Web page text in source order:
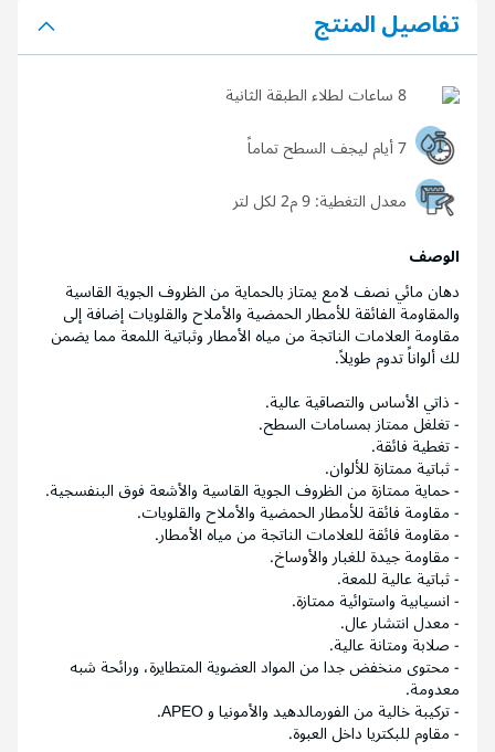
تفاصيل المنتج
8 ساعات لطلاء الطبقة الثانية
7 أيام ليجف السطح تماماً
معدل التغطية:
الوصف
دهان مائي نصف لامع يمتاز بالحماية من الظروف الجوية القاسية
والمقاومة الفائقة للأمطار الحمضية والأملاح والقلويات إضافة إلى
مقاومة العلامات الناتجة من مياه الأمطار وثباتية اللمعة مما يضمن
لك ألواناً تدوم طويلاً.
- ذاتي الأساس والتصاقية عالية.
- تغلغل ممتاز بمسامات السطح.
- تغطية فائقة.
- ثباتية ممتازة للألوان.
- حماية ممتازة من الظروف الجوية القاسية والأشعة فوق البنفسجية.
- مقاومة فائقة للأمطار الحمضية والأملاح والقلويات.
- مقاومة فائقة للعلامات الناتجة من مياه الأمطار.
- مقاومة جيدة للغبار والأوساخ.
- ثباتية عالية للمعة.
- انسيابية واستوائية ممتازة.
- معدل انتشار عال.
- صلابة ومتانة عالية.
- محتوى منخفض جدا من المواد العضوية المتطايرة، ورائحة شبه
معدومة.
- تركيبة خالية من الفورمالدهيد والأمونيا و APEO.
- مقاوم للبكتريا داخل العبوة.